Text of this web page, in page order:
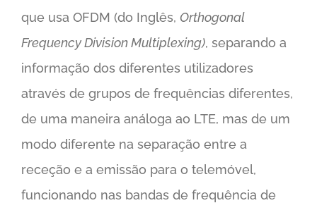
que usa OFDM (do Inglês, Orthogonal
Frequency Division Multiplexing), separando a
informação dos diferentes utilizadores
através de grupos de frequências diferentes,
de uma maneira análoga ao LTE, mas de um
modo diferente na separação entre a
receção e a emissão para o telemóvel,
funcionando nas bandas de frequência de